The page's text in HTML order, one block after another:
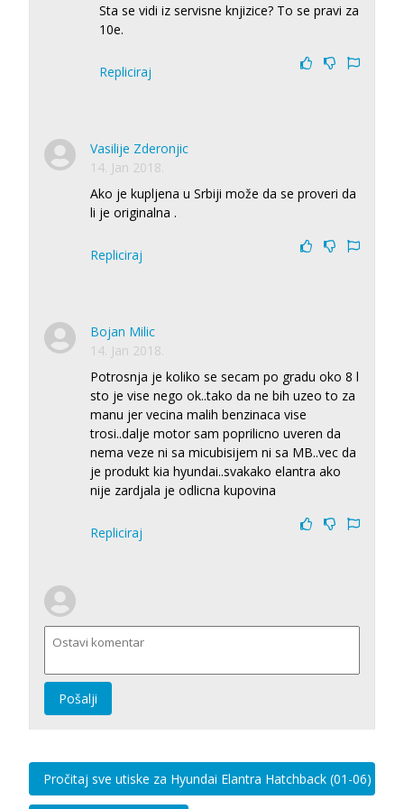
Sta se vidi iz servisne knjizice? To se pravi za
10e.
Repliciraj
Vasilije Zderonjic
14. Jan 2018.
Ako je kupljena u Srbiji može da se proveri da
li je originalna .
Repliciraj
Bojan Milic
14. Jan 2018.
Potrosnja je koliko se secam po gradu oko 8 l
sto je vise nego ok..tako da ne bih uzeo to za
manu jer vecina malih benzinaca vise
trosi..dalje motor sam poprilicno uveren da
nema veze ni sa micubisijem ni sa MB..vec da
je produkt kia hyundai..svakako elantra ako
nije zardjala je odlicna kupovina
Repliciraj
Pošalji
Pročitaj sve utiske za Hyundai Elantra Hatchback (01-06)